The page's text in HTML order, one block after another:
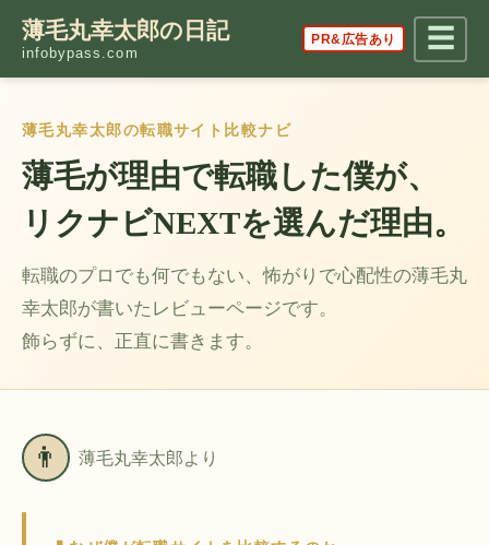
薄毛丸幸太郎の日記
infobypass.com
PR&広告あり ☰
薄毛丸幸太郎の転職サイト比較ナビ
薄毛が理由で転職した僕が、
リクナビNEXTを選んだ理由。
転職のプロでも何でもない、怖がりで心配性の薄毛丸
幸太郎が書いたレビューページです。
飾らずに、正直に書きます。
👨 薄毛丸幸太郎より